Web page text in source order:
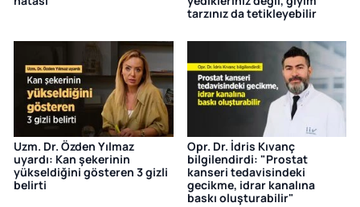
tarzınız da tetikleyebilir
Uzm. Dr. Özden Yılmaz
uyardı: Kan şekerinin
yükseldiğini gösteren 3 gizli
belirti
Opr. Dr. İdris Kıvanç
bilgilendirdi: "Prostat
kanseri tedavisindeki
gecikme, idrar kanalına
baskı oluşturabilir"